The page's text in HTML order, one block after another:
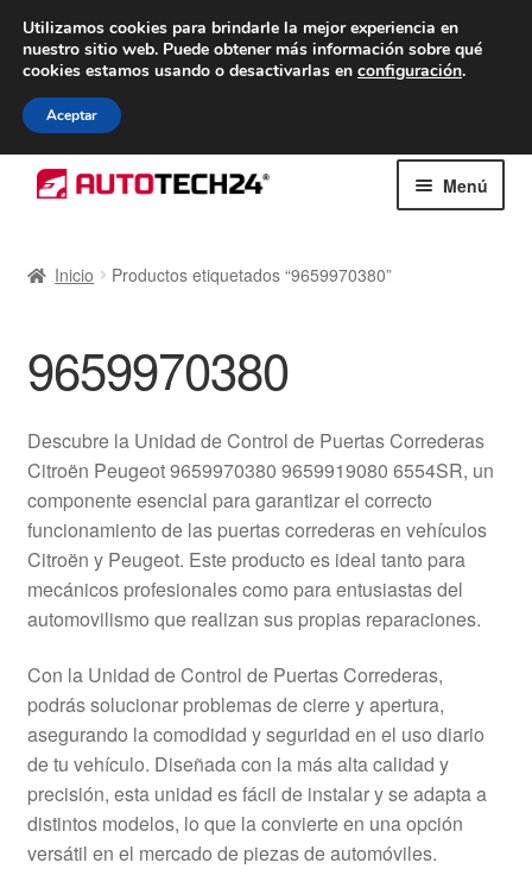
ENTREGA desde 7 EUR
De lunes a viernes de 9 a. m. a 4 p. m.
navegación
al
Menú
Carro
Contacto
Envío al mundo entero
Mi cuenta
Pagos
Política de privacidad
Procedimiento de Reclamación
Queja
Inicio Productos etiquetados “9659970380”
9659970380
Descubre la Unidad de Control de Puertas Correderas
Citroën Peugeot 9659970380 9659919080 6554SR, un
componente esencial para garantizar el correcto
funcionamiento de las puertas correderas en vehículos
Citroën y Peugeot. Este producto es ideal tanto para
mecánicos profesionales como para entusiastas del
automovilismo que realizan sus propias reparaciones.
Con la Unidad de Control de Puertas Correderas,
podrás solucionar problemas de cierre y apertura,
asegurando la comodidad y seguridad en el uso diario
de tu vehículo. Diseñada con la más alta calidad y
precisión, esta unidad es fácil de instalar y se adapta a
distintos modelos, lo que la convierte en una opción
versátil en el mercado de piezas de automóviles.
Utilizamos cookies para brindarle la mejor experiencia en
nuestro sitio web. Puede obtener más información sobre qué
cookies estamos usando o desactivarlas en configuración.
Aceptar